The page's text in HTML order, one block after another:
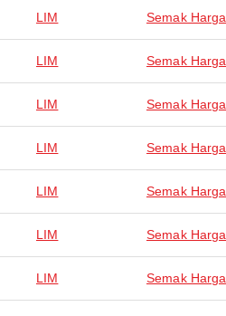
LIM Semak Harga
LIM Semak Harga
LIM Semak Harga
LIM Semak Harga
LIM Semak Harga
LIM Semak Harga
LIM Semak Harga